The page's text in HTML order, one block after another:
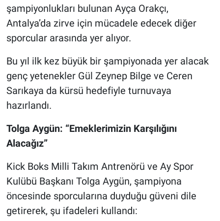
şampiyonlukları bulunan Ayça Orakçı,
Antalya’da zirve için mücadele edecek diğer
sporcular arasında yer alıyor.
Bu yıl ilk kez büyük bir şampiyonada yer alacak
genç yetenekler Gül Zeynep Bilge ve Ceren
Sarıkaya da kürsü hedefiyle turnuvaya
hazırlandı.
Tolga Aygün: “Emeklerimizin Karşılığını
Alacağız”
Kick Boks Milli Takım Antrenörü ve Ay Spor
Kulübü Başkanı Tolga Aygün, şampiyona
öncesinde sporcularına duyduğu güveni dile
getirerek, şu ifadeleri kullandı: